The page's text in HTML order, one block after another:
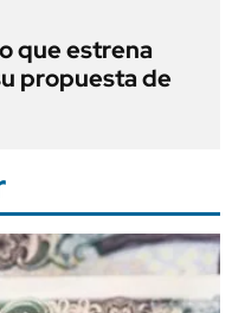
que estrena
propuesta de